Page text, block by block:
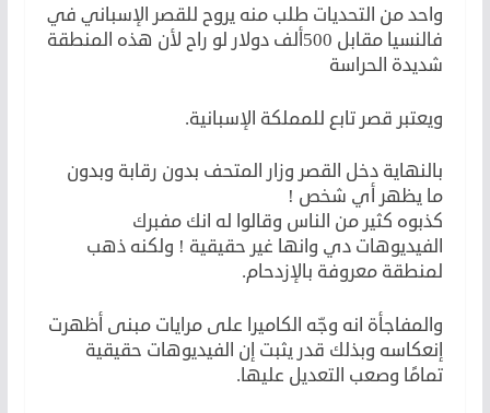
واحد من التحديات طلب منه يروح للقصر الإسباني في
فالنسيا مقابل 500ألف دولار لو راح لأن هذه المنطقة
شديدة الحراسة
ويعتبر قصر تابع للمملكة الإسبانية.
بالنهاية دخل القصر وزار المتحف بدون رقابة وبدون
ما يظهر أي شخص !
كذبوه كثير من الناس وقالوا له انك مفبرك
الفيديوهات دي وانها غير حقيقية ! ولكنه ذهب
لمنطقة معروفة بالإزدحام.
والمفاجأة انه وجّه الكاميرا على مرايات مبنى أظهرت
إنعكاسه وبذلك قدر يثبت إن الفيديوهات حقيقية
تمامًا وصعب التعديل عليها.